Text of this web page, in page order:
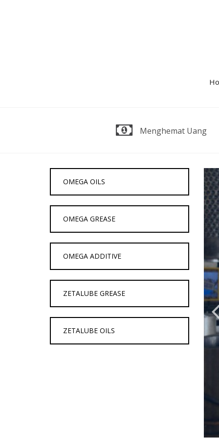
Menghemat Uang
OMEGA OILS
OMEGA GREASE
OMEGA ADDITIVE
ZETALUBE GREASE
ZETALUBE OILS